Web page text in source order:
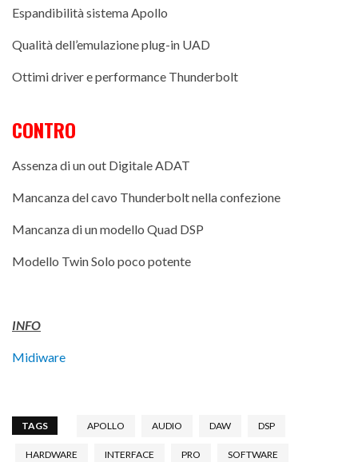
Espandibilità sistema Apollo
Qualità dell’emulazione plug-in UAD
Ottimi driver e performance Thunderbolt
CONTRO
Assenza di un out Digitale ADAT
Mancanza del cavo Thunderbolt nella confezione
Mancanza di un modello Quad DSP
Modello Twin Solo poco potente
INFO
Midiware
TAGS APOLLO AUDIO DAW DSP
HARDWARE INTERFACE PRO SOFTWARE